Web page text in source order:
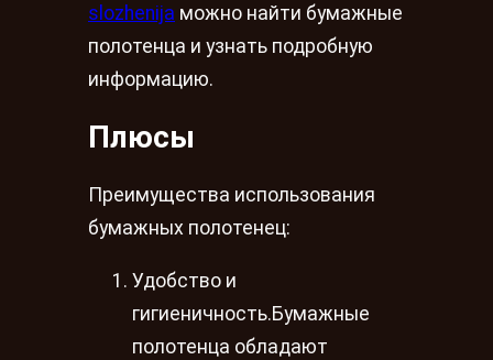
slozhenija можно найти бумажные
полотенца и узнать подробную
информацию.
Плюсы
Преимущества использования
бумажных полотенец:
Удобство и
гигиеничность.Бумажные
полотенца обладают